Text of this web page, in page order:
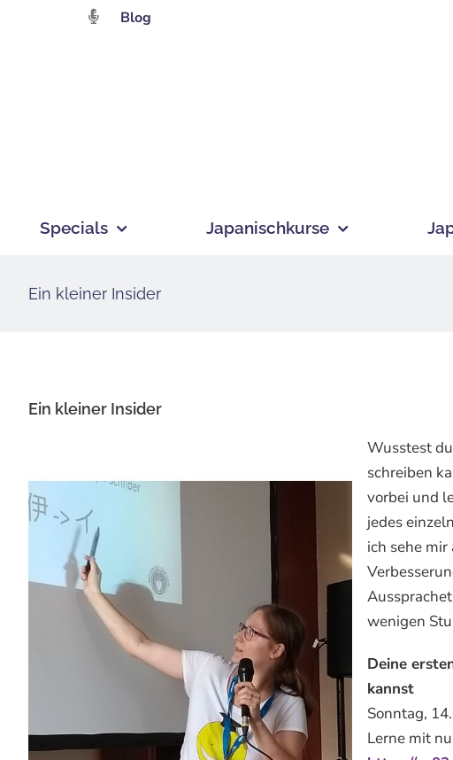
Blog
Specials Japanischkurse
Ein kleiner Insider
Ein kleiner Insider
Wusstest
schreiben
vorbei und
jedes
ich sehe
wenigen
Deine
kannst
Sonntag,
Lerne mit